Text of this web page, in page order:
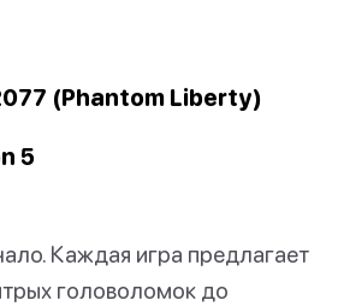
(Phantom Liberty)
5
Каждая игра предлагает
головоломок до